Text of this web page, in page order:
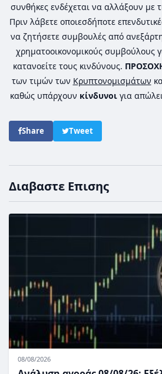
συνθήκες ενδέχεται να αλλάξουν με
Πριν λάβετε οποιεσδήποτε
να ζητήσετε συμβουλές από
χρηματοοικονομικούς συμβούλους
κατανοείτε τους κινδύνους.
των τιμών των Κρυπτονομισμάτων
καθώς υπάρχουν κίνδυνοιγια
Share Tweet
Διαβαστε Επισης
08/08/2026